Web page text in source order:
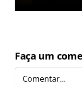
Faça um
Comentar